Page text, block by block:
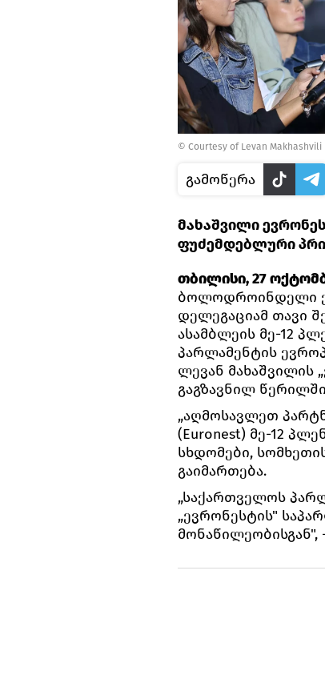
© Courtesy of Levan Makhashvili
გამოწერა
მახაშვილი
ფუძემდებლური
თბილისი, 27
ბოლოდროინდელი
დელეგაციამ თავი
ასამბლეის მე-12
პარლამენტის
ლევან მახაშვილის
გაგზავნილ
„აღმოსავლეთ
(Euronest) მე-12
სხდომები,
გაიმართება.
„საქართველოს
„ევრონესტის"
მონაწილეობისგან",